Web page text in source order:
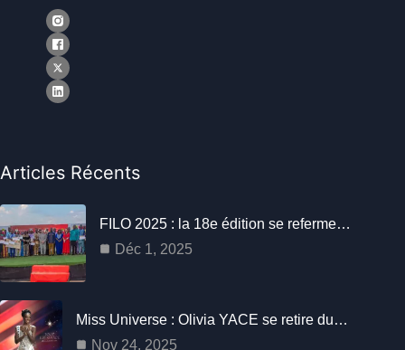
Articles Récents
FILO 2025 : la 18e édition se referme…
Déc 1, 2025
Miss Universe : Olivia YACE se retire du…
Nov 24, 2025